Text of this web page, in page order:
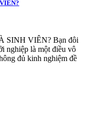
SINH VIÊN? Bạn đôi
nghiệp là một điều vô
đủ kinh nghiệm đề